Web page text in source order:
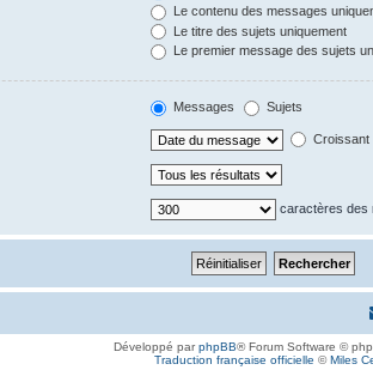
Le contenu des messages
Le titre des sujets uniquement
Le premier message des sujets
Messages Sujets
Croissant
caractères des
Développé parphpBB® Forum Software ©
Traduction française officielle ©Miles